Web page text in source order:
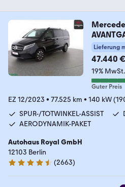
Lieferung
47.440 €
19% MwSt.
Guter Preis
EZ 12/2023 • 77.525 km • 140 kW
SPUR-/TOTWINKEL-ASSIST
AERODYNAMIK-PAKET
Autohaus Royal GmbH
12103 Berlin
4.6 Sterne
(2663)